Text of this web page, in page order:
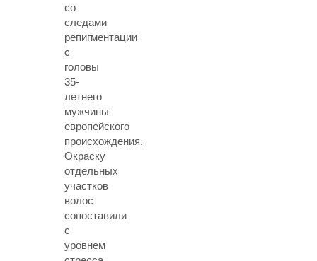
со
следами
репигментации
с
головы
35-
летнего
мужчины
европейского
происхождения.
Окраску
отдельных
участков
волос
сопоставили
с
уровнем